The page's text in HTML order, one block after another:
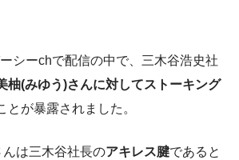
シーchで配信の中で、三木谷浩史社
柚(みゆう)さんに対してストーキング
とが暴露されました。
は三木谷社長のアキレス腱であると